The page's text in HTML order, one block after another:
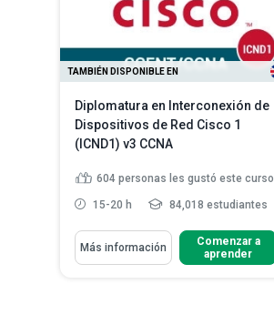
TAMBIÉN DISPONIBLE EN
Diplomatura en Interconexión de
Dispositivos de Red Cisco 1
(ICND1) v3 CCNA
604 personas les gustó este curso
15-20 h 84,018 estudiantes
Aprenderás Cómo
Esquematizar una red simple
Más información
Comenzar a
aprender